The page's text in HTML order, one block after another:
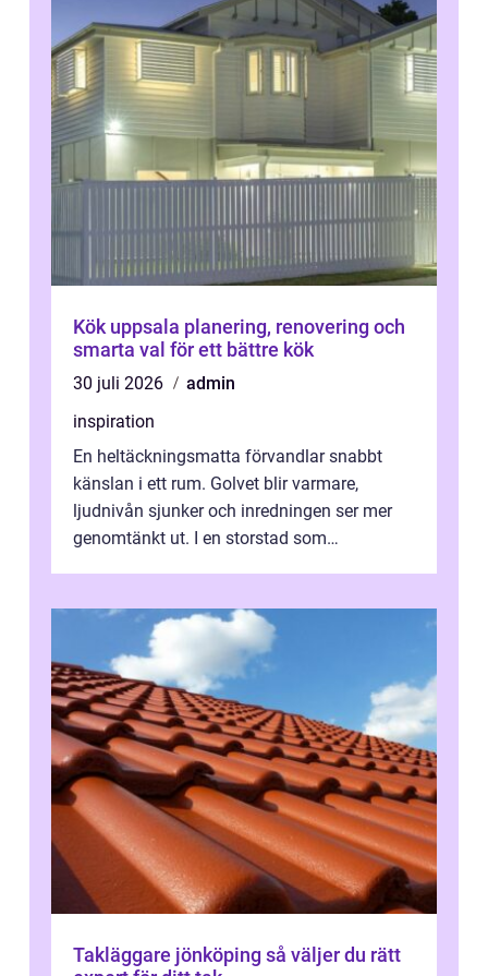
Kök uppsala planering, renovering och
smarta val för ett bättre kök
30 juli 2026
admin
inspiration
En heltäckningsmatta förvandlar snabbt
känslan i ett rum. Golvet blir varmare,
ljudnivån sjunker och inredningen ser mer
genomtänkt ut. I en storstad som
Takläggare jönköping så väljer du rätt